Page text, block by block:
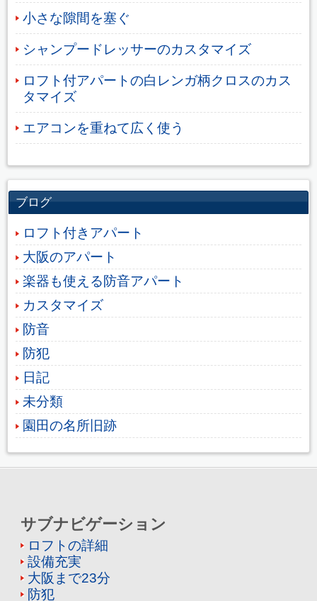
小さな隙間を塞ぐ
シャンプードレッサーのカスタマイズ
ロフト付アパートの白レンガ柄クロスのカス
タマイズ
エアコンを重ねて広く使う
ブログ
ロフト付きアパート
大阪のアパート
楽器も使える防音アパート
カスタマイズ
防音
防犯
日記
未分類
園田の名所旧跡
サブナビゲーション
ロフトの詳細
設備充実
大阪まで23分
防犯